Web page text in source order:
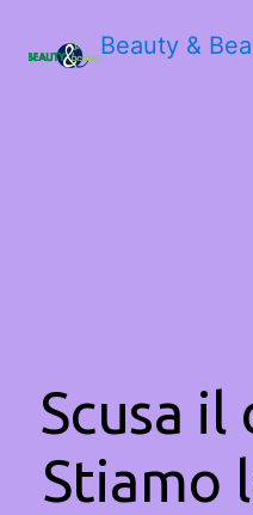
Beauty &
Scusa il
Stiamo